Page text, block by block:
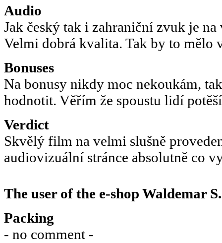
Audio
Jak český tak i zahraniční zvuk je
Velmi dobrá kvalita. Tak by to mělo
Bonuses
Na bonusy nikdy moc nekoukám,
hodnotit. Věřím že spoustu lidí
Verdict
Skvělý film na velmi slušně
audiovizuální stránce absolutně co
The user of the e-shop Waldemar S.
Packing
- no comment -